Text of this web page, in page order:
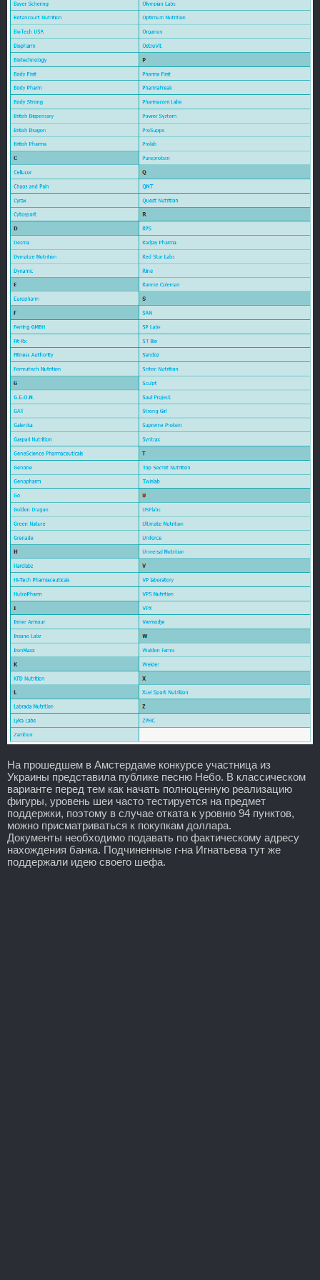
На прошедшем в Амстердаме конкурсе участница из
Украины представила публике песню Небо. В классическом
варианте перед тем как начать полноценную реализацию
фигуры, уровень шеи часто тестируется на предмет
поддержки, поэтому в случае отката к уровню 94 пунктов,
можно присматриваться к покупкам доллара.
Документы необходимо подавать по фактическому адресу
нахождения банка. Подчиненные г-на Игнатьева тут же
поддержали идею своего шефа.